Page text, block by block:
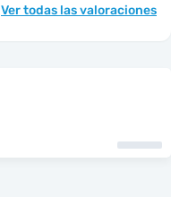
Ver todas las valoraciones